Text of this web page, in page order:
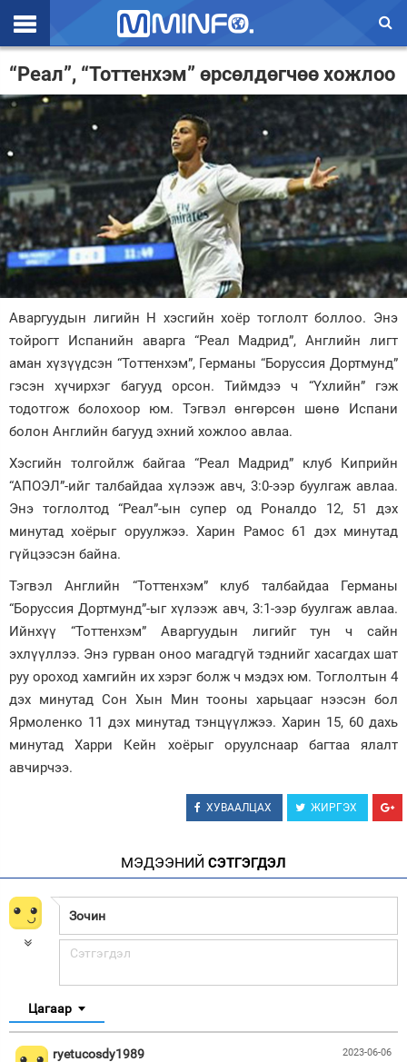
Эхлэл
Цаг агаар
Валют ханш
Улс төр
Эдийн засаг
Үзэл бодол
Спорт
Нийгэм
Дэлхий
Зурхай
“Реал”, “Тоттенхэм” өрсөлдөгчөө хожлоо
Аваргуудын лигийн Н хэсгийн хоёр тоглолт боллоо. Энэ
тойрогт Испанийн аварга “Реал Мадрид”, Английн лигт
аман хүзүүдсэн “Тоттенхэм”, Германы “Боруссия Дортмунд”
гэсэн хүчирхэг багууд орсон. Тиймдээ ч “Үхлийн” гэж
тодотгож болохоор юм. Тэгвэл өнгөрсөн шөнө Испани
болон Английн багууд эхний хожлоо авлаа.
Хэсгийн толгойлж байгаа “Реал Мадрид” клуб Киприйн
“АПОЭЛ”-ийг талбайдаа хүлээж авч, 3:0-ээр буулгаж авлаа.
Энэ тоглолтод “Реал”-ын супер од Роналдо 12, 51 дэх
минутад хоёрыг оруулжээ. Харин Рамос 61 дэх минутад
гүйцээсэн байна.
Тэгвэл Английн “Тоттенхэм” клуб талбайдаа Германы
“Боруссия Дортмунд”-ыг хүлээж авч, 3:1-ээр буулгаж авлаа.
Ийнхүү “Тоттенхэм” Аваргуудын лигийг тун ч сайн
эхлүүллээ. Энэ гурван оноо магадгүй тэднийг хасагдах шат
руу ороход хамгийн их хэрэг болж ч мэдэх юм. Тоглолтын 4
дэх минутад Сон Хын Мин тооны харьцааг нээсэн бол
Ярмоленко 11 дэх минутад тэнцүүлжээ. Харин 15, 60 дахь
минутад Харри Кейн хоёрыг оруулснаар багтаа ялалт
авчирчээ.
ХУВААЛЦАХ ЖИРГЭХ
МЭДЭЭНИЙ СЭТГЭГДЭЛ
Цагаар
2023-06-06
ryetucosdy1989